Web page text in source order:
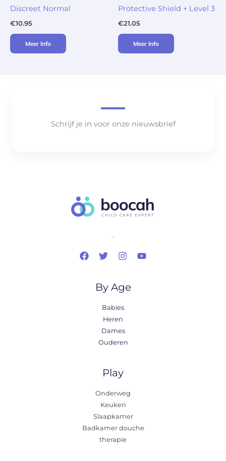
Discreet Normal
€10.95
Meer Info
Protective Shield + Level 3
€21.05
Meer Info
Schrijf je in voor onze nieuwsbrief
..
By Age
Babies
Heren
Dames
Ouderen
Play
Onderweg
Keuken
Slaapkamer
Badkamer douche
therapie